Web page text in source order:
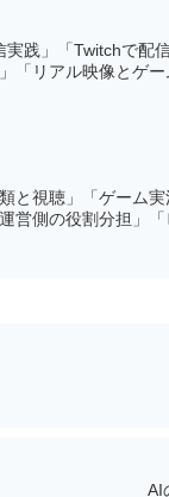
践」「Twitchで配
「リアル映像とゲー
と視聴」「ゲーム
営側の役割分担」「
AI